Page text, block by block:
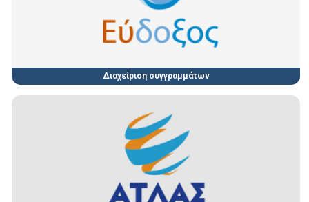
Διαχείριση συγγραμμάτων